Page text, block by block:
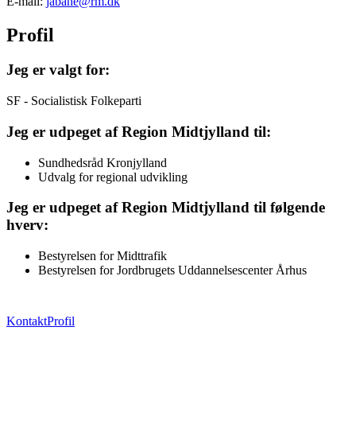
Profil
Jeg er valgt for:
SF - Socialistisk Folkeparti
Jeg er udpeget af Region Midtjylland til:
Sundhedsråd Kronjylland
Udvalg for regional udvikling
Jeg er udpeget af Region Midtjylland til følgende
hverv:
Bestyrelsen for Midttrafik
Bestyrelsen for Jordbrugets Uddannelsescenter Århus
KontaktProfil